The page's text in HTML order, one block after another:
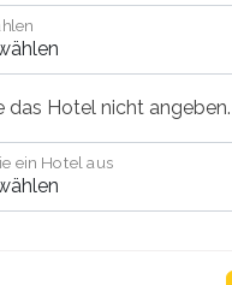
das Hotel nicht angeben.
ein Hotel aus